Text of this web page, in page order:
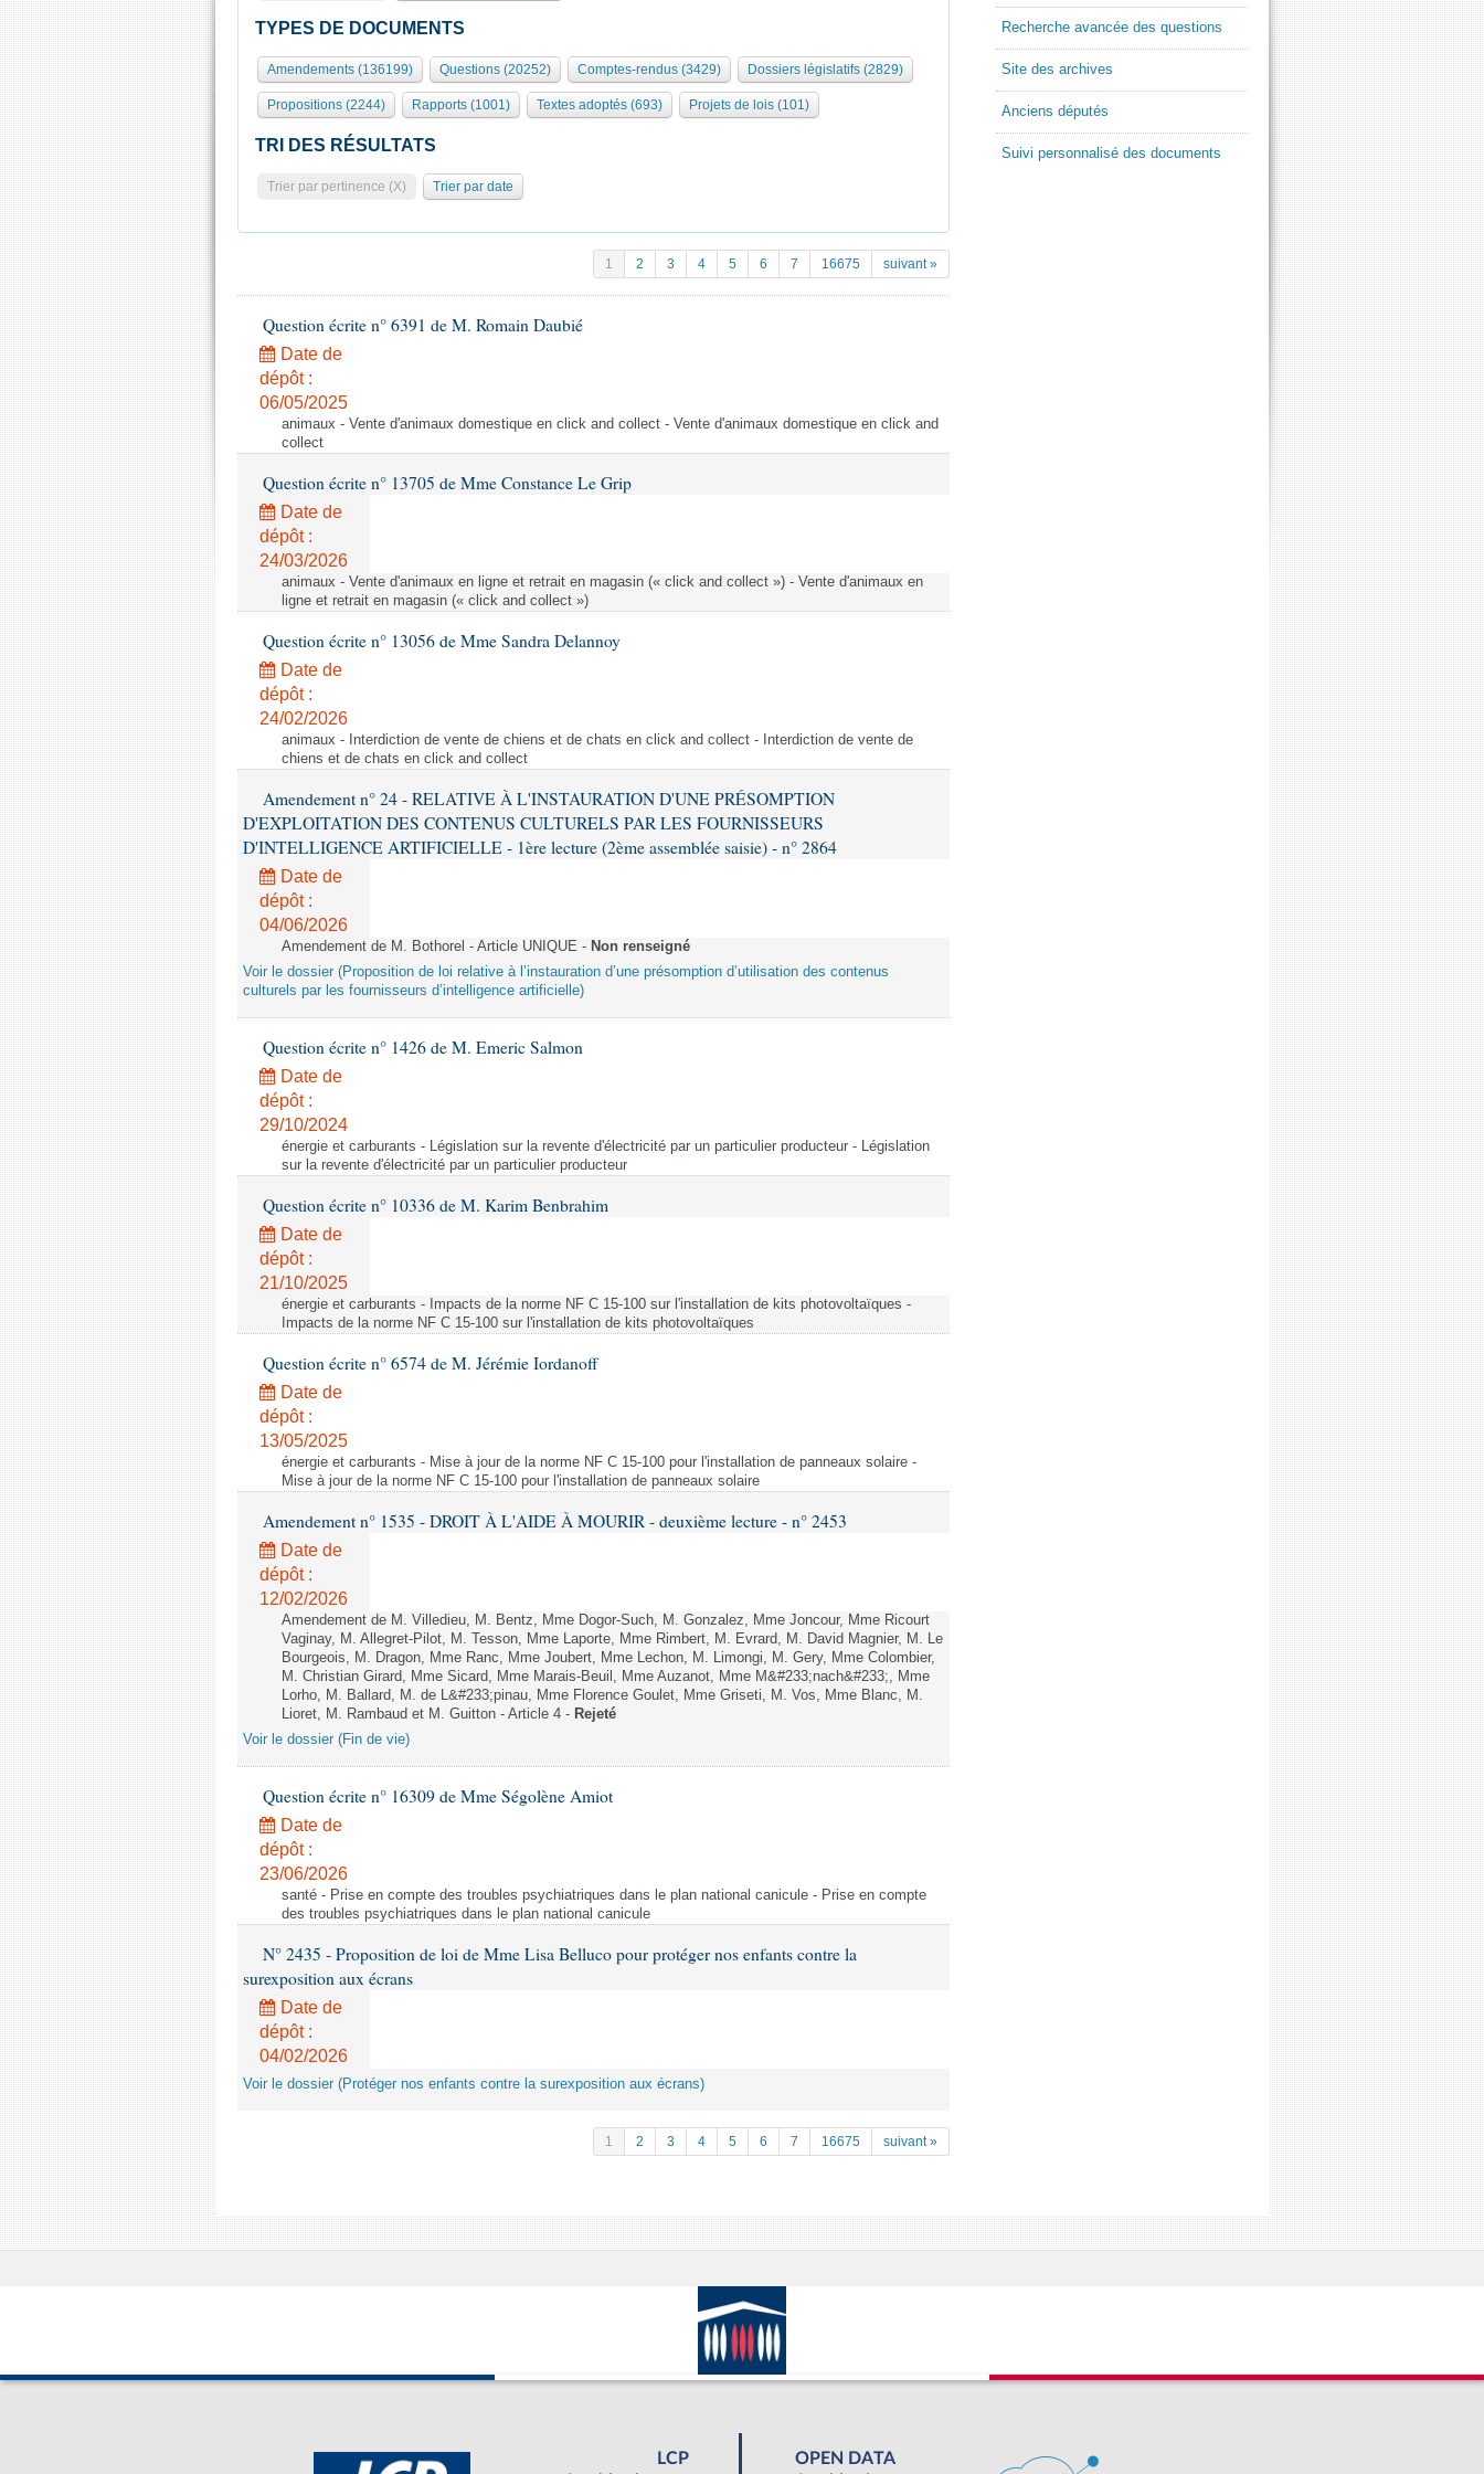
TYPES DE DOCUMENTS
Amendements (136199) Questions (20252) Comptes-rendus (3429) Dossiers législatifs (2829)
Propositions (2244) Rapports (1001) Textes adoptés (693) Projets de lois (101)
TRI DES RÉSULTATS
Trier par pertinence (X) Trier par date
1 2 3 4 5 6 7 16675 suivant »
Question écrite n° 6391 de M. Romain Daubié
Date de
dépôt :
06/05/2025
animaux - Vente d'animaux domestique en click and collect - Vente d'animaux domestique en click and
collect
Question écrite n° 13705 de Mme Constance Le Grip
Date de
dépôt :
24/03/2026
animaux - Vente d'animaux en ligne et retrait en magasin (« click and collect ») - Vente d'animaux en
ligne et retrait en magasin (« click and collect »)
Question écrite n° 13056 de Mme Sandra Delannoy
Date de
dépôt :
24/02/2026
animaux - Interdiction de vente de chiens et de chats en click and collect - Interdiction de vente de
chiens et de chats en click and collect
Amendement n° 24 - RELATIVE À L'INSTAURATION D'UNE PRÉSOMPTION
D'EXPLOITATION DES CONTENUS CULTURELS PAR LES FOURNISSEURS
D'INTELLIGENCE ARTIFICIELLE - 1ère lecture (2ème assemblée saisie) - n° 2864
Date de
dépôt :
04/06/2026
Amendement de M. Bothorel - Article UNIQUE - Non renseigné
Voir le dossier (Proposition de loi relative à l’instauration d’une présomption d’utilisation des contenus
culturels par les fournisseurs d’intelligence artificielle)
Question écrite n° 1426 de M. Emeric Salmon
Date de
dépôt :
29/10/2024
énergie et carburants - Législation sur la revente d'électricité par un particulier producteur - Législation
sur la revente d'électricité par un particulier producteur
Question écrite n° 10336 de M. Karim Benbrahim
Date de
dépôt :
21/10/2025
énergie et carburants - Impacts de la norme NF C 15-100 sur l'installation de kits photovoltaïques -
Impacts de la norme NF C 15-100 sur l'installation de kits photovoltaïques
Question écrite n° 6574 de M. Jérémie Iordanoff
Date de
dépôt :
13/05/2025
énergie et carburants - Mise à jour de la norme NF C 15-100 pour l'installation de panneaux solaire -
Mise à jour de la norme NF C 15-100 pour l'installation de panneaux solaire
Amendement n° 1535 - DROIT À L'AIDE À MOURIR - deuxième lecture - n° 2453
Date de
dépôt :
12/02/2026
Amendement de M. Villedieu, M. Bentz, Mme Dogor-Such, M. Gonzalez, Mme Joncour, Mme Ricourt
Vaginay, M. Allegret-Pilot, M. Tesson, Mme Laporte, Mme Rimbert, M. Evrard, M. David Magnier, M. Le
Bourgeois, M. Dragon, Mme Ranc, Mme Joubert, Mme Lechon, M. Limongi, M. Gery, Mme Colombier,
M. Christian Girard, Mme Sicard, Mme Marais-Beuil, Mme Auzanot, Mme M&#233;nach&#233;, Mme
Lorho, M. Ballard, M. de L&#233;pinau, Mme Florence Goulet, Mme Griseti, M. Vos, Mme Blanc, M.
Lioret, M. Rambaud et M. Guitton - Article 4 - Rejeté
Voir le dossier (Fin de vie)
Question écrite n° 16309 de Mme Ségolène Amiot
Date de
dépôt :
23/06/2026
santé - Prise en compte des troubles psychiatriques dans le plan national canicule - Prise en compte
des troubles psychiatriques dans le plan national canicule
N° 2435 - Proposition de loi de Mme Lisa Belluco pour protéger nos enfants contre la
surexposition aux écrans
Date de
dépôt :
04/02/2026
Voir le dossier (Protéger nos enfants contre la surexposition aux écrans)
1 2 3 4 5 6 7 16675 suivant »
Recherche avancée des questions
Site des archives
Anciens députés
Suivi personnalisé des documents
LCP
OPEN DATA